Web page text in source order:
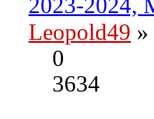
2023-2024,
Leopold49
0
3634